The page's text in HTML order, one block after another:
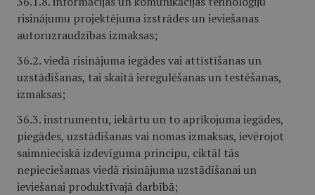
risinājumu projektējuma izstrādes un ieviešanas
autoruzraudzības izmaksas;
36.2. viedā risinājuma iegādes vai attīstīšanas un
uzstādīšanas, tai skaitā ieregulēšanas un testēšanas,
izmaksas;
36.3. instrumentu, iekārtu un to aprīkojuma iegādes,
piegādes, uzstādīšanas vai nomas izmaksas, ievērojot
saimnieciskā izdevīguma principu, ciktāl tās
nepieciešamas viedā risinājuma uzstādīšanai un
ieviešanai produktīvajā darbībā;